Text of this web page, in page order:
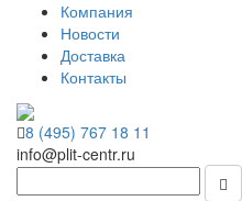
Компания
Новости
Доставка
Контакты
8 (495) 767 18 11
info@plit-centr.ru